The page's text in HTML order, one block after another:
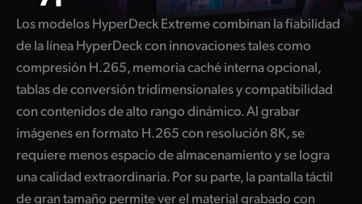
France
Germany
Hong Kong SAR, China
India
Los modelos HyperDeck Extreme combinan la fiabilidad
de la línea HyperDeck con innovaciones tales como
compresión H.265, memoria caché interna opcional,
tablas de conversión tridimensionales y compatibilidad
con contenidos de alto rango dinámico. Al grabar
imágenes en formato H.265 con resolución 8K, se
requiere menos espacio de almacenamiento y se logra
una calidad extraordinaria. Por su parte, la pantalla táctil
de gran tamaño permite ver el material grabado con